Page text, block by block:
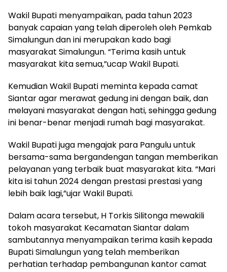
Wakil Bupati menyampaikan, pada tahun 2023
banyak capaian yang telah diperoleh oleh Pemkab
Simalungun dan ini merupakan kado bagi
masyarakat Simalungun. “Terima kasih untuk
masyarakat kita semua,”ucap Wakil Bupati.
Kemudian Wakil Bupati meminta kepada camat
Siantar agar merawat gedung ini dengan baik, dan
melayani masyarakat dengan hati, sehingga gedung
ini benar-benar menjadi rumah bagi masyarakat.
Wakil Bupati juga mengajak para Pangulu untuk
bersama-sama bergandengan tangan memberikan
pelayanan yang terbaik buat masyarakat kita. “Mari
kita isi tahun 2024 dengan prestasi prestasi yang
lebih baik lagi,”ujar Wakil Bupati.
Dalam acara tersebut, H Torkis Silitonga mewakili
tokoh masyarakat Kecamatan Siantar dalam
sambutannya menyampaikan terima kasih kepada
Bupati Simalungun yang telah memberikan
perhatian terhadap pembangunan kantor camat